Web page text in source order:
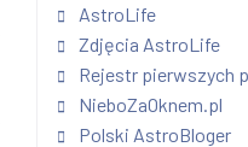
AstroLife
Zdjęcia AstroLife
Rejestr pierwszych
NieboZaOknem.pl
Polski AstroBloger